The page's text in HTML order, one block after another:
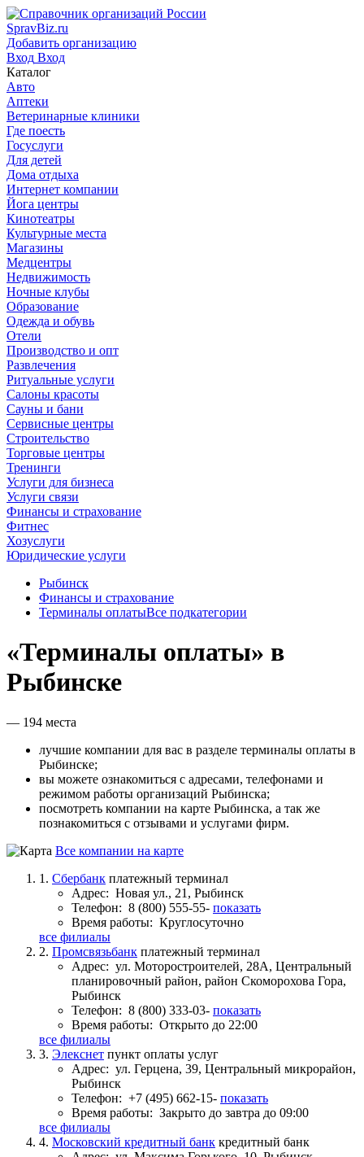
SpravBiz.ru
Добавить организацию
Вход Вход
Каталог
Авто
Аптеки
Ветеринарные клиники
Где поесть
Госуслуги
Для детей
Дома отдыха
Интернет компании
Йога центры
Кинотеатры
Культурные места
Магазины
Медцентры
Недвижимость
Ночные клубы
Образование
Одежда и обувь
Отели
Производство и опт
Развлечения
Ритуальные услуги
Салоны красоты
Сауны и бани
Сервисные центры
Строительство
Торговые центры
Тренинги
Услуги для бизнеса
Услуги связи
Финансы и страхование
Фитнес
Хозуслуги
Юридические услуги
Рыбинск
Финансы и страхование
Терминалы оплатыВсе подкатегории
«Терминалы оплаты» в
Рыбинске
— 194 места
лучшие компании для вас в разделе терминалы оплаты в
Рыбинске;
вы можете ознакомиться с адресами, телефонами и
режимом работы организаций Рыбинска;
посмотреть компании на карте Рыбинска, а так же
познакомиться с отзывами и услугами фирм.
Все компании на карте
1. Сбербанк платежный терминал
Адрес: Новая ул., 21, Рыбинск
Телефон: 8 (800) 555-55- показать
Время работы: Круглосуточно
все филиалы
2. Промсвязьбанк платежный терминал
Адрес: ул. Моторостроителей, 28А, Центральный
планировочный район, район Скоморохова Гора,
Рыбинск
Телефон: 8 (800) 333-03- показать
Время работы: Открыто до 22:00
все филиалы
3. Элекснет пункт оплаты услуг
Адрес: ул. Герцена, 39, Центральный микрорайон,
Рыбинск
Телефон: +7 (495) 662-15- показать
Время работы: Закрыто до завтра до 09:00
все филиалы
4. Московский кредитный банк кредитный банк